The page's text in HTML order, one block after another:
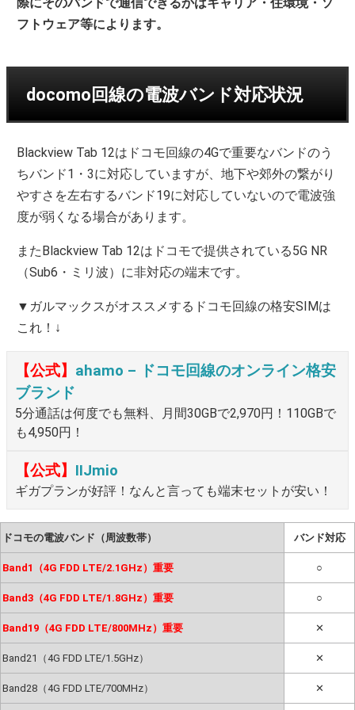
フトウェア等によります。
docomo回線の電波バンド対応状況
Blackview Tab 12はドコモ回線の4Gで重要なバンドのう
ちバンド1・3に対応していますが、地下や郊外の繋がり
やすさを左右するバンド19に対応していないので電波強
度が弱くなる場合があります。
またBlackview Tab 12はドコモで提供されている5G NR
（Sub6・ミリ波）に非対応の端末です。
▼ガルマックスがオススメするドコモ回線の格安SIMは
これ！↓
【公式】 ahamo – ドコモ回線のオンライン格安
ブランド
5分通話は何度でも無料、月間30GBで2,970円！110GBで
も4,950円！
【公式】 IIJmio
ギガプランが好評！なんと言っても端末セットが安い！
ドコモの電波バンド（周波数帯） バンド対応
Band1（4G FDD LTE/2.1GHz）重要 ○
Band3（4G FDD LTE/1.8GHz）重要 ○
Band19（4G FDD LTE/800MHz）重要 ✕
Band21（4G FDD LTE/1.5GHz） ✕
Band28（4G FDD LTE/700MHz） ✕